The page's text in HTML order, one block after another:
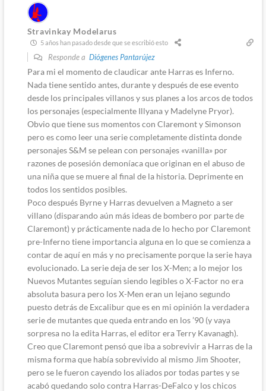
Stravinkay Modelarus
5 años han pasado desde que se escribió esto
Responde a Diógenes Pantarújez
Para mi el momento de claudicar ante Harras es Inferno.
Nada tiene sentido antes, durante y después de ese evento
desde los principales villanos y sus planes a los arcos de todos
los personajes (especialmente Illyana y Madelyne Pryor).
Obvio que tiene sus momentos con Claremont y Simonson
pero es como leer una serie completamente distinta donde
personajes S&M se pelean con personajes «vanilla» por
razones de posesión demoníaca que originan en el abuso de
una niña que se muere al final de la historia. Deprimente en
todos los sentidos posibles.
Poco después Byrne y Harras devuelven a Magneto a ser
villano (disparando aún más ideas de bombero por parte de
Claremont) y prácticamente nada de lo hecho por Claremont
pre-Inferno tiene importancia alguna en lo que se comienza a
contar de aquí en más y no precisamente porque la serie haya
evolucionado. La serie deja de ser los X-Men; a lo mejor los
Nuevos Mutantes seguían siendo legibles o X-Factor no era
absoluta basura pero los X-Men eran un lejano segundo
puesto detrás de Excalibur que es en mi opinión la verdadera
serie de mutantes que queda entrando en los ’90 (y vaya
sorpresa no la edita Harras, el editor era Terry Kavanagh).
Creo que Claremont pensó que iba a sobrevivir a Harras de la
misma forma que había sobrevivido al mismo Jim Shooter,
pero se le fueron cayendo los aliados por todas partes y se
acabó quedando solo contra Harras-DeFalco y los chicos